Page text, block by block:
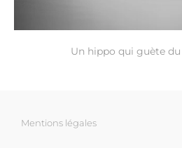
Un hippo qui guète
Mentions légales